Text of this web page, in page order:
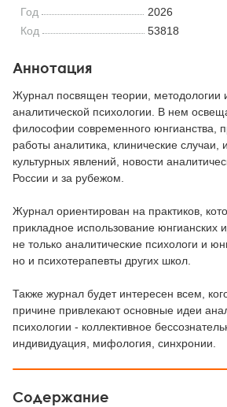
Год
2026
Код
53818
Аннотация
Журнал посвящен теории, методологии
аналитической психологии. В нем
философии современного юнгианства,
работы аналитика, клинические случаи,
культурных явлений, новости
России и за рубежом.
Журнал ориентирован на практиков,
прикладное использование юнгианских
не только аналитические психологи и
но и психотерапевты других школ.
Также журнал будет интересен всем,
причине привлекают основные идеи
психологии - коллективное
индивидуация, мифология, синхронии.
Содержание